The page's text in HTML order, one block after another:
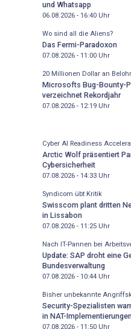
und Whatsapp
06.08.2026 - 16:40Uhr
Wo sind all die Aliens?
Das Fermi-Paradoxon
07.08.2026 - 11:00Uhr
20 Millionen Dollar an
Microsofts Bug-Bounty-
verzeichnet Rekordjahr
07.08.2026 - 12:19Uhr
Cyber AI Readiness
Arctic Wolf präsentiert
Cybersicherheit
07.08.2026 - 14:33Uhr
Syndicom übt Kritik
Swisscom plant dritten
in Lissabon
07.08.2026 - 11:25Uhr
Nach IT-Pannen bei
Update: SAP droht eine
Bundesverwaltung
07.08.2026 - 10:44Uhr
Bisher unbekannte
Security-Spezialisten
in NAT-
07.08.2026 - 11:50Uhr